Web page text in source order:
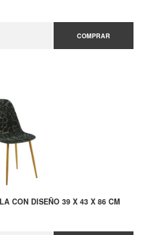
COMPRAR
CON DISEÑO 39 X 43 X 86 CM